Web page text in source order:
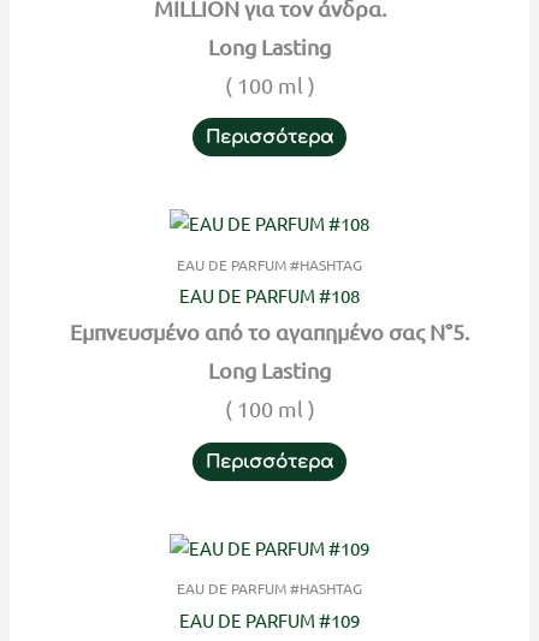
MILLION για τον άνδρα.
Long Lasting
( 100 ml )
Περισσότερα
EAU DE PARFUM #HASHTAG
EAU DE PARFUM #108
Εμπνευσμένο από το αγαπημένο σας N°5.
Long Lasting
( 100 ml )
Περισσότερα
EAU DE PARFUM #HASHTAG
EAU DE PARFUM #109